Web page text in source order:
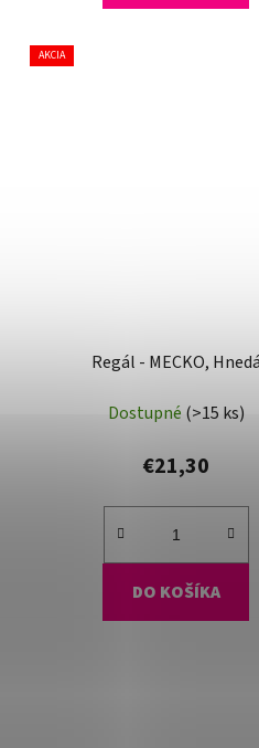
AKCIA
Regál - MECKO, Hnedá
Dostupné (>15 ks)
€21,30
DO KOŠÍKA